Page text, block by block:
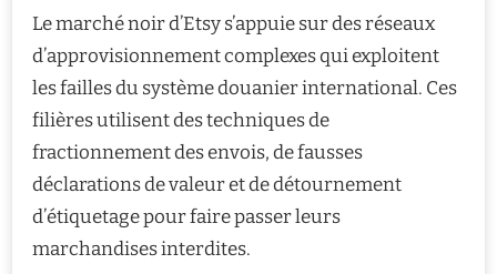
Le marché noir d’Etsy s’appuie sur des réseaux
d’approvisionnement complexes qui exploitent
les failles du système douanier international. Ces
filières utilisent des techniques de
fractionnement des envois, de fausses
déclarations de valeur et de détournement
d’étiquetage pour faire passer leurs
marchandises interdites.